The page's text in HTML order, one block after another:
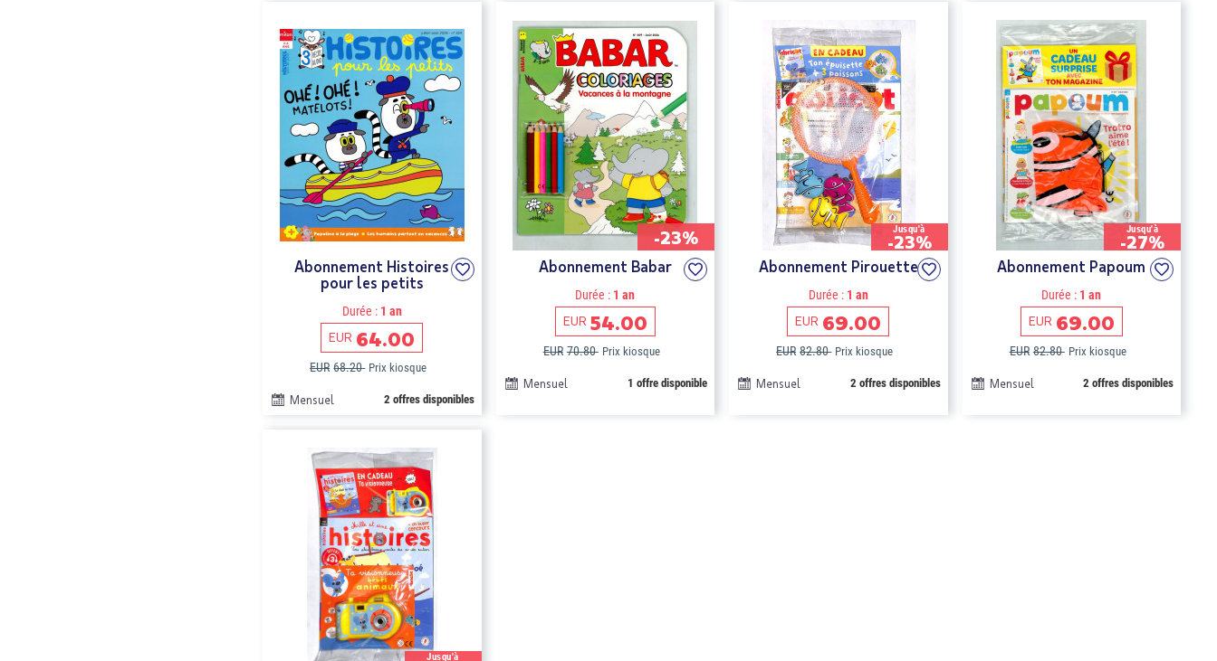
Abonnement Histoires
pour les petits
Durée :1 an
EUR 64.00
EUR 68.20 Prix kiosque
Mensuel 2 offres disponibles
-23%
Abonnement Babar
Durée : 1 an
EUR 54.00
EUR 70.80 Prix kiosque
Mensuel 1 offre disponible
Jusqu'à
-23%
Abonnement Pirouette
Durée :1 an
EUR 69.00
EUR 82.80 Prix kiosque
Mensuel 2 offres disponibles
Jusqu'à
-27%
Abonnement Papoum
Durée : 1 an
EUR 69.00
EUR 82.80 Prix kiosque
Mensuel 2 offres disponibles
Jusqu'à